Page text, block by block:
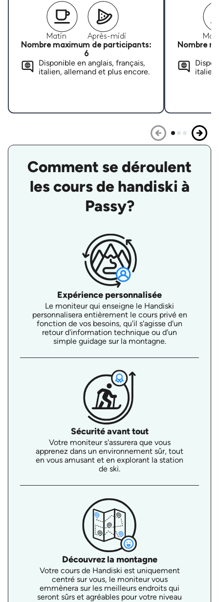
Matin
Après-midi
Nombre maximum de participants:
6
Disponible en anglais, français,
italien, allemand et plus encore.
Nombre
Comment se déroulent
les cours de handiski à
Passy?
Expérience personnalisée
Le moniteur qui enseigne le Handiski
personnalisera entièrement le cours privé en
fonction de vos besoins, qu'il s'agisse d'un
retour d'information technique ou d'un
simple guidage sur la montagne.
Sécurité avant tout
Votre moniteur s'assurera que vous
apprenez dans un environnement sûr, tout
en vous amusant et en explorant la station
de ski.
Découvrez la montagne
Votre cours de Handiski est uniquement
centré sur vous, le moniteur vous
emmènera sur les meilleurs endroits qui
seront sûrs et agréables pour votre niveau